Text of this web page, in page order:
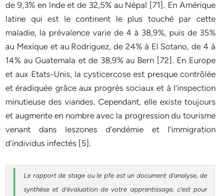
de 9,3% en Inde et de 32,5% au Népal [71]. En Amérique
latine qui est le continent le plus touché par cette
maladie, la prévalence varie de 4 à 38,9%, puis de 35%
au Mexique et au Rodriguez, de 24% à El Sotano, de 4 à
14% au Guatemala et de 38,9% au Bern [72]. En Europe
et aux Etats-Unis, la cysticercose est presque contrôlée
et éradiquée grâce aux progrès sociaux et à l’inspection
minutieuse des viandes. Cependant, elle existe toujours
et augmente en nombre avec la progression du tourisme
venant dans leszones d’endémie et l’immigration
d’individus infectés [5].
Le rapport de stage ou le pfe est un document d’analyse, de
synthèse et d’évaluation de votre apprentissage, c’est pour